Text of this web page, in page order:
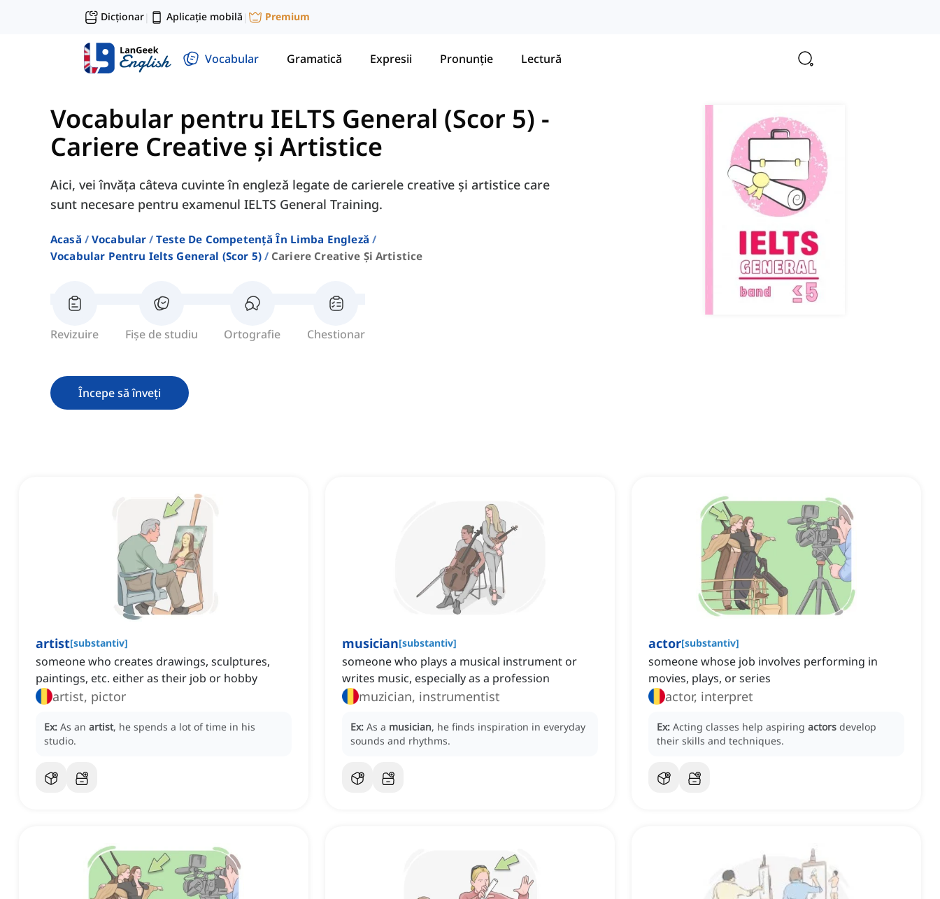
Dicționar| Aplicație mobilă | Premium
Vocabular Gramatică Expresii Pronunție Lectură
Vocabular pentru IELTS General (Scor 5) -
Cariere Creative și Artistice
Aici, vei învăța câteva cuvinte în engleză legate de carierele creative și artistice care
sunt necesare pentru examenul IELTS General Training.
Acasă Vocabular
Teste De Competență În Limba Engleză
Vocabular Pentru Ielts General (scor 5)
Cariere Creative Și Artistice
Revizuire Fișe de studiu Ortografie Chestionar
Începe să înveți
artist[substantiv]
someone who creates drawings, sculptures,
paintings, etc. either as their job or hobby
artist, pictor
Ex: As an artist, he spends a lot of time in his
studio.
musician[substantiv]
someone who plays a musical instrument or
writes music, especially as a profession
muzician, instrumentist
Ex: As a musician, he finds inspiration in everyday
sounds and rhythms.
actor[substantiv]
someone whose job involves performing in
movies, plays, or series
actor, interpret
Ex: Acting classes help aspiring actors develop
their skills and techniques.